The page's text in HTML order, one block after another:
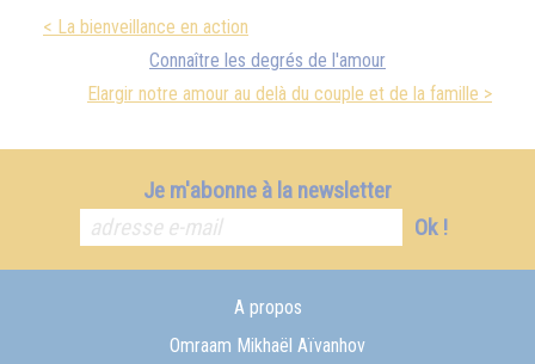
< La bienveillance en action
Connaître les degrés de l'amour
Elargir notre amour au delà du couple et de la famille >
Je m'abonne à la newsletter
Ok !
A propos
Omraam Mikhaël Aïvanhov